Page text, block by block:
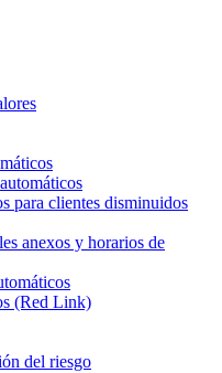
para clientes disminuidos
anexos y horarios de
(Red Link)
del riesgo